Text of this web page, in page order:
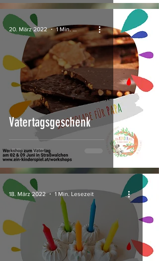
Vatertagsgeschenk
20. März 2022 1 Min. Lesezeit
18. März 2022 1 Min. Lesezeit